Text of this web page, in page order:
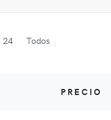
24 Todos
PRECIO